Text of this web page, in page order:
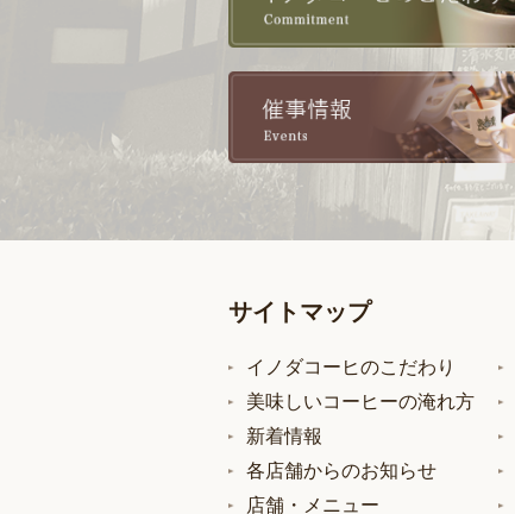
サイトマップ
イノダコーヒのこだわり
美味しいコーヒーの淹れ方
新着情報
各店舗からのお知らせ
店舗・メニュー